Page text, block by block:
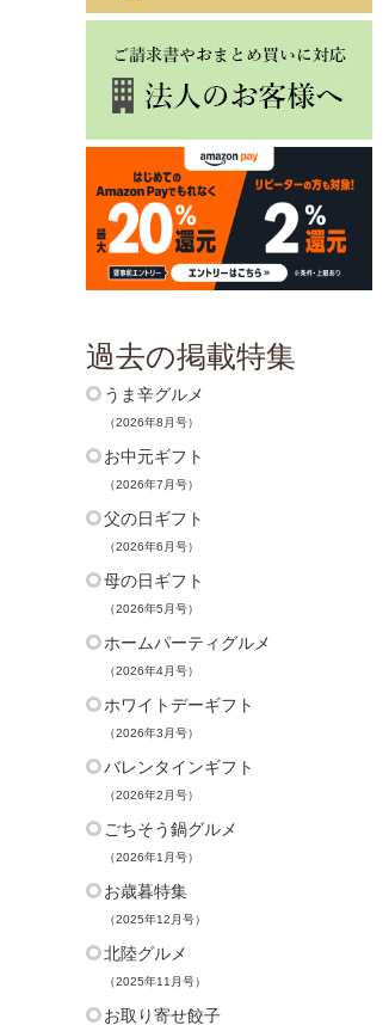
過去の掲載特集
うま辛グルメ
（2026年8月号）
お中元ギフト
（2026年7月号）
父の日ギフト
（2026年6月号）
母の日ギフト
（2026年5月号）
ホームパーティグルメ
（2026年4月号）
ホワイトデーギフト
（2026年3月号）
バレンタインギフト
（2026年2月号）
ごちそう鍋グルメ
（2026年1月号）
お歳暮特集
（2025年12月号）
北陸グルメ
（2025年11月号）
お取り寄せ餃子